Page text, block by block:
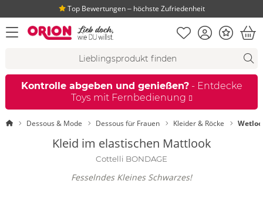
Top Bewertungen ‒ höchste Zufriedenheit
Menü öffnen Merkliste
KontoBonus
Kontrolle abgeben und genießen?- Entdecke
Toys mit Fernbedienung
StartseiteDessous & Mode Dessous für Frauen Kleider & Röcke
Kleid im elastischen Mattlook
Cottelli BONDAGE
Fesselndes Kleines Schwarzes!